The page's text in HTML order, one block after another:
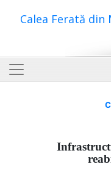
Calea Ferată din